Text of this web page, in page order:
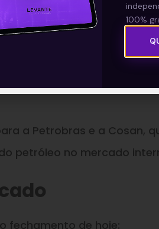
a Petrobras e a Cosan,
petróleo no mercado
fechamento de hoje:
100%